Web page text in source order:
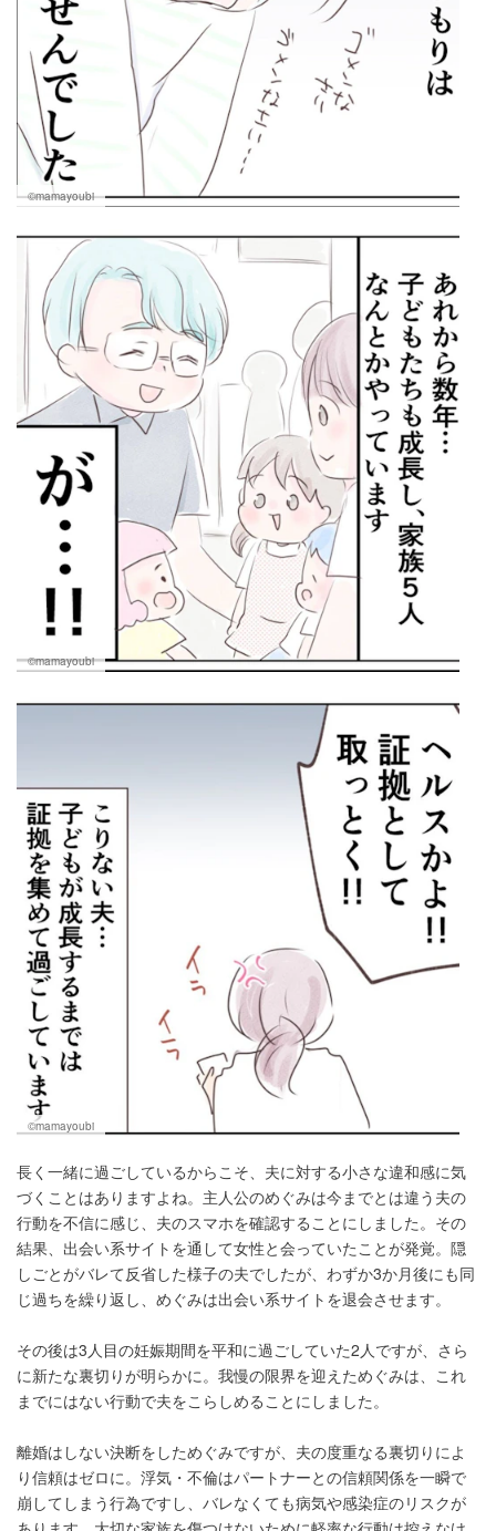
©mamayoubi
©mamayoubi
©mamayoubi
長く一緒に過ごしているからこそ、夫に対する小さな違和感に気
づくことはありますよね。主人公のめぐみは今までとは違う夫の
行動を不信に感じ、夫のスマホを確認することにしました。その
結果、出会い系サイトを通して女性と会っていたことが発覚。隠
しごとがバレて反省した様子の夫でしたが、わずか3か月後にも同
じ過ちを繰り返し、めぐみは出会い系サイトを退会させます。
その後は3人目の妊娠期間を平和に過ごしていた2人ですが、さら
に新たな裏切りが明らかに。我慢の限界を迎えためぐみは、これ
までにはない行動で夫をこらしめることにしました。
離婚はしない決断をしためぐみですが、夫の度重なる裏切りによ
り信頼はゼロに。浮気・不倫はパートナーとの信頼関係を一瞬で
崩してしまう行為ですし、バレなくても病気や感染症のリスクが